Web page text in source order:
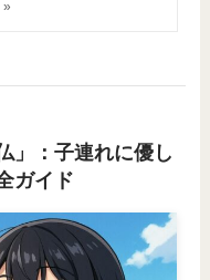
」：子連れに優し
ガイド